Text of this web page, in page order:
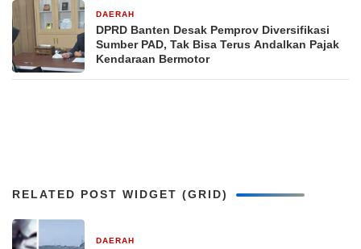
DAERAH
DPRD Banten Desak Pemprov Diversifikasi
Sumber PAD, Tak Bisa Terus Andalkan Pajak
Kendaraan Bermotor
RELATED POST WIDGET (GRID)
DAERAH